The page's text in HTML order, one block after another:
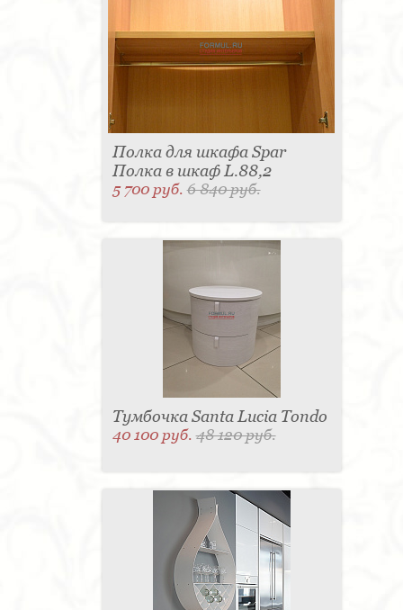
Подставка под зонт - 1
Спальня - 1
Полка для шкафа Spar
Полка в шкаф L.88,2
5 700 руб.6 840 руб.
Тумбочка Santa Lucia Tondo
40 100 руб.48 120 руб.